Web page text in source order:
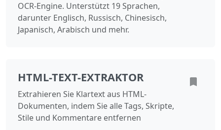
OCR-Engine. Unterstützt 19 Sprachen,
darunter Englisch, Russisch, Chinesisch,
Japanisch, Arabisch und mehr.
HTML-TEXT-EXTRAKTOR
Extrahieren Sie Klartext aus HTML-
Dokumenten, indem Sie alle Tags, Skripte,
Stile und Kommentare entfernen